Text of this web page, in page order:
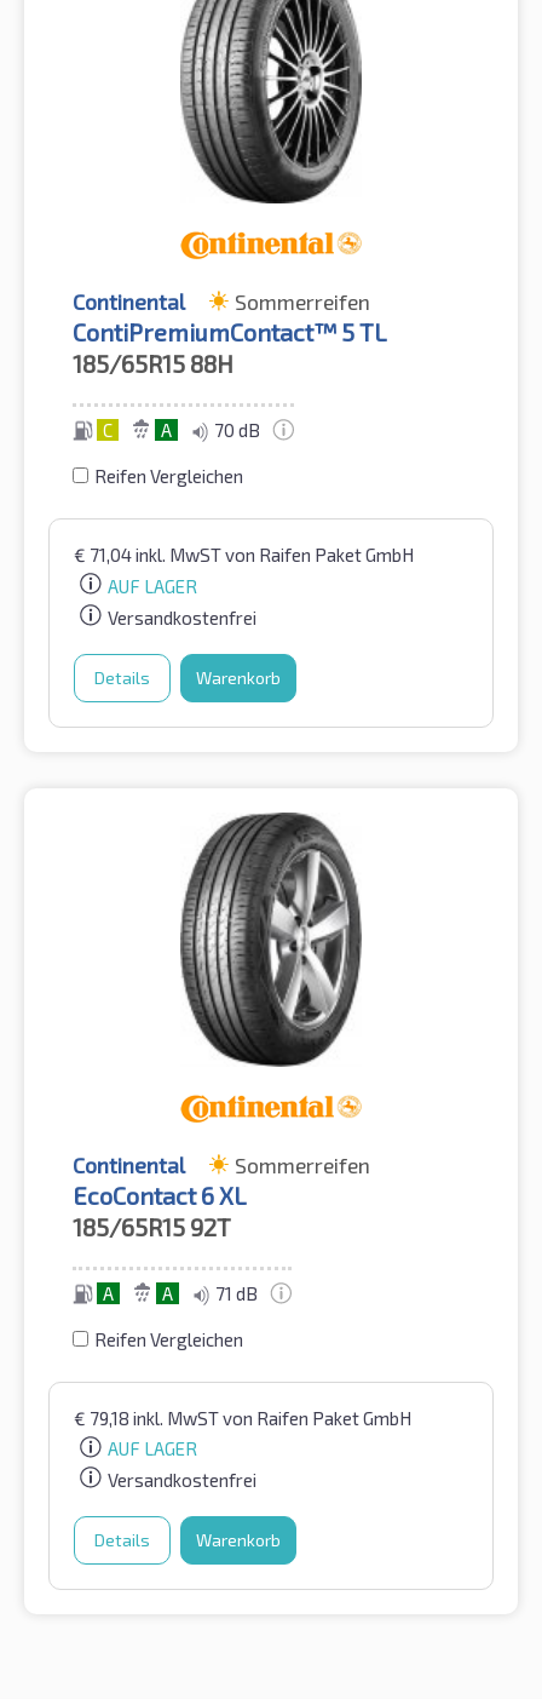
Continental Sommerreifen
ContiPremiumContact™ 5 TL
185/65R15 88H
C A 70 dB
Reifen Vergleichen
€ 71,04inkl. MwSTvon Raifen Paket GmbH
AUF LAGER
Versandkostenfrei
Details Warenkorb
Continental Sommerreifen
EcoContact 6 XL
185/65R15 92T
A A 71 dB
Reifen Vergleichen
€ 79,18 inkl. MwSTvon Raifen Paket GmbH
AUF LAGER
Versandkostenfrei
Details Warenkorb